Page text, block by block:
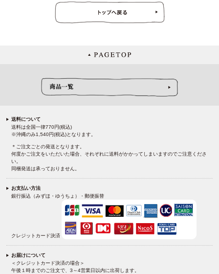
送料について
送料は全国一律770円(税込)
※沖縄のみ1,540円(税込)となります。
＊ご注文ごとの発送となります。
何度かご注文をいただいた場合、それぞれに送料がかかってしまいますのでご注意くださ
い。
同梱発送は承っておりません。
お支払い方法
銀行振込（みずほ・ゆうちょ）・郵便振替
クレジットカード決済
お届けについて
＜クレジットカード決済の場合＞
午後１時までのご注文で、3～4営業日以内に出荷します。